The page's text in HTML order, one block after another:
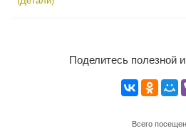
Поделитесь полезной
Всего